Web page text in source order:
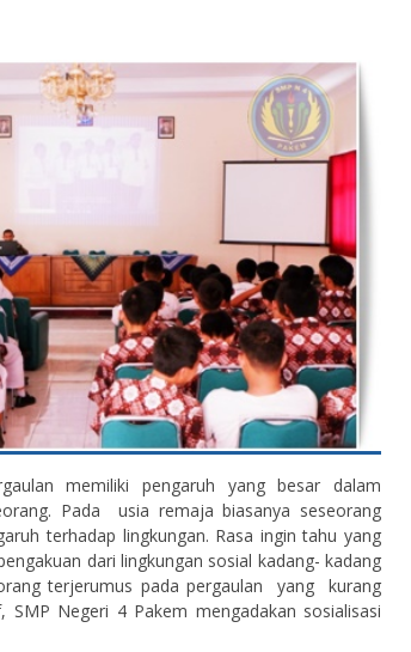
memiliki pengaruh yang besar dalam
Pada usia remaja biasanya seseorang
terhadap lingkungan. Rasa ingin tahu yang
dari lingkungan sosial kadang- kadang
terjerumus pada pergaulan yang kurang
SMP Negeri 4 Pakem mengadakan sosialisasi